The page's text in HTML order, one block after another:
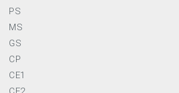
PS
MS
GS
CP
CE1